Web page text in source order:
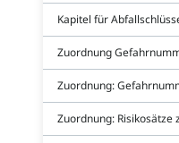
Kapitel für
Zuordnung
Zuordnung:
Zuordnung: Risikosätze